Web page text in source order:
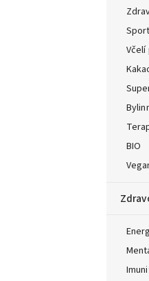
BIO